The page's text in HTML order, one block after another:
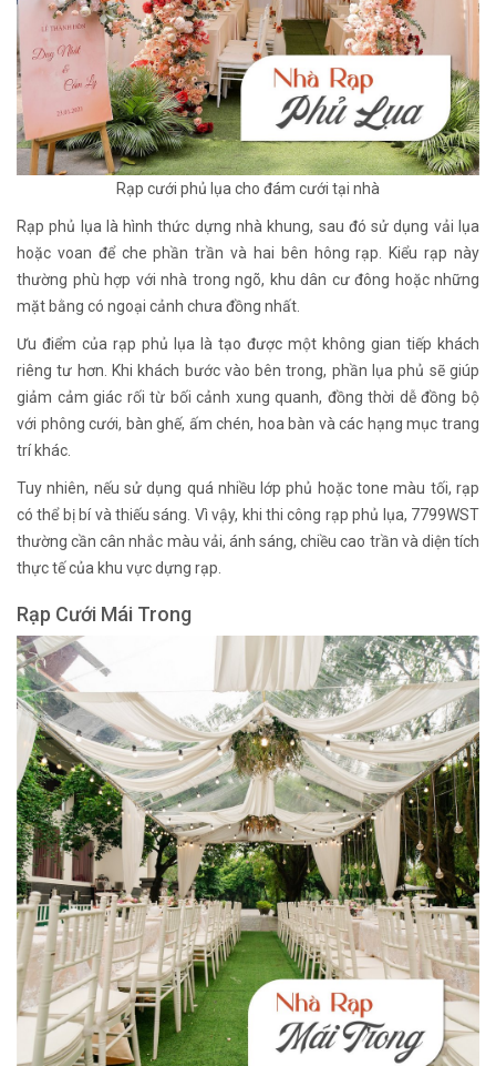
Rạp cưới phủ lụa cho đám cưới tại nhà
Rạp phủ lụa là hình thức dựng nhà khung, sau đó sử dụng vải lụa
hoặc voan để che phần trần và hai bên hông rạp. Kiểu rạp này
thường phù hợp với nhà trong ngõ, khu dân cư đông hoặc những
mặt bằng có ngoại cảnh chưa đồng nhất.
Ưu điểm của rạp phủ lụa là tạo được một không gian tiếp khách
riêng tư hơn. Khi khách bước vào bên trong, phần lụa phủ sẽ giúp
giảm cảm giác rối từ bối cảnh xung quanh, đồng thời dễ đồng bộ
với phông cưới, bàn ghế, ấm chén, hoa bàn và các hạng mục trang
trí khác.
Tuy nhiên, nếu sử dụng quá nhiều lớp phủ hoặc tone màu tối, rạp
có thể bị bí và thiếu sáng. Vì vậy, khi thi công rạp phủ lụa, 7799WST
thường cần cân nhắc màu vải, ánh sáng, chiều cao trần và diện tích
thực tế của khu vực dựng rạp.
Rạp Cưới Mái Trong